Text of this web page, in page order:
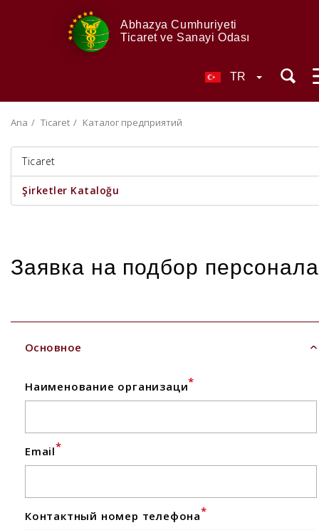
Abhazya Cumhuriyeti
Ticaret ve Sanayi Odası
TR
Ana Ticaret Каталог предприятий
Ticaret
Şirketler Kataloğu
Заявка на подбор персонала
Основное
Наименование организаци*
Email*
Контактный номер телефона*